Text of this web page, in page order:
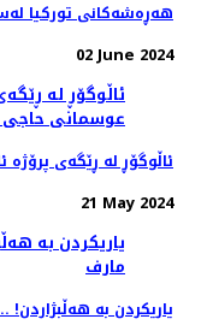
هەڕەشەکانی تورکیا
02 June 2024
ئاڵوگۆڕ لە ڕێگەی
21 May 2024
یاریکردن بە